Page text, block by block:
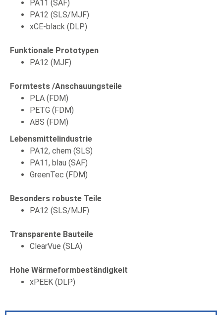
PA11 (SAF)
PA12 (SLS/MJF)
xCE-black (DLP)
Funktionale Prototypen
PA12 (MJF)
Formtests /Anschauungsteile
PLA (FDM)
PETG (FDM)
ABS (FDM)
Lebensmittelindustrie
PA12, chem (SLS)
PA11, blau (SAF)
GreenTec (FDM)
Besonders robuste Teile
PA12 (SLS/MJF)
Transparente Bauteile
ClearVue (SLA)
Hohe Wärmeformbeständigkeit
xPEEK (DLP)